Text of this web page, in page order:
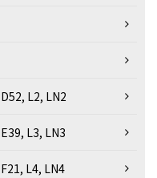
L2, LN2
L3, LN3
L4, LN4